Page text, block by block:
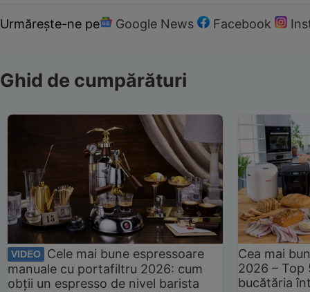
Urmărește-ne pe Google News Facebook
Ghid de cumpărături
VIDEO
Cele mai bune espressoare
manuale cu portafiltru 2026: cum
obții un espresso de nivel barista
Cea mai
2026 –
bucătăria